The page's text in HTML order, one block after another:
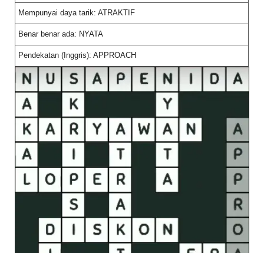
Mempunyai daya tarik: ATRAKTIF
Benar benar ada: NYATA
Pendekatan (Inggris): APPROACH